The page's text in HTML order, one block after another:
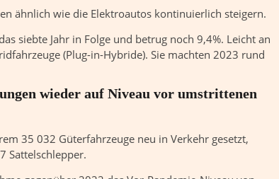
ähnlich wie die Elektroautos kontinuierlich steigern.
siebte Jahr in Folge und betrug noch 9,4%. Leicht an
(Plug-in-Hybride). Sie machten 2023 rund
wieder auf Niveau vor umstrittenen
35 032 Güterfahrzeuge neu in Verkehr gesetzt,
Sattelschlepper.